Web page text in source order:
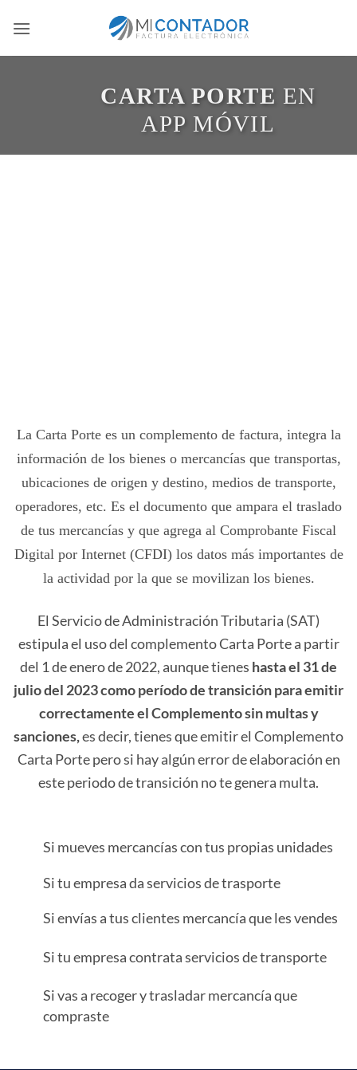
CARTA PORTE EN
APP MÓVIL
La Carta Porte es un complemento de factura, integra la
información de los bienes o mercancías que transportas,
ubicaciones de origen y destino, medios de transporte,
operadores, etc. Es el documento que ampara el traslado
de tus mercancías y que agrega al Comprobante Fiscal
Digital por Internet (CFDI) los datos más importantes de
la actividad por la que se movilizan los bienes.
El Servicio de Administración Tributaria (SAT)
estipula el uso del complemento Carta Porte a partir
del 1 de enero de 2022, aunque tienes hasta el 31 de
julio del 2023 como período de transición para emitir
correctamente el Complemento sin multas y
sanciones,es decir, tienes que emitir el Complemento
Carta Porte pero si hay algún error de elaboración en
este periodo de transición no te genera multa.
Si mueves mercancías con tus propias unidades
Si tu empresa da servicios de trasporte
Si envías a tus clientes mercancía que les vendes
Si tu empresa contrata servicios de transporte
Si vas a recoger y trasladar mercancía que
compraste